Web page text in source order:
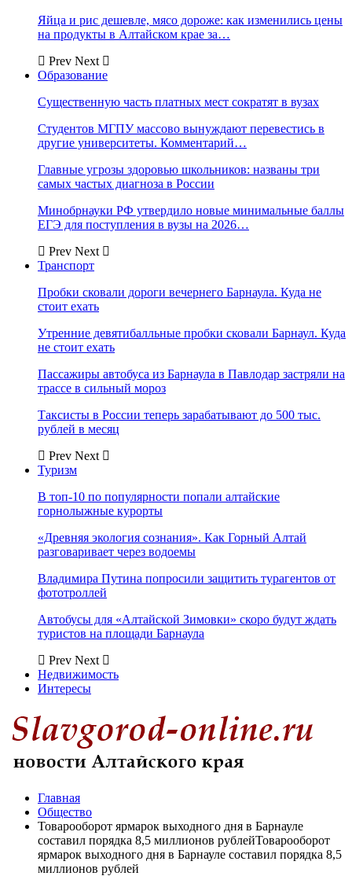
Яйца и рис дешевле, мясо дороже: как изменились цены
на продукты в Алтайском крае за…
Prev Next
Образование
Существенную часть платных мест сократят в вузах
Студентов МГПУ массово вынуждают перевестись в
другие университеты. Комментарий…
Главные угрозы здоровью школьников: названы три
самых частых диагноза в России
Минобрнауки РФ утвердило новые минимальные баллы
ЕГЭ для поступления в вузы на 2026…
Prev Next
Транспорт
Пробки сковали дороги вечернего Барнаула. Куда не
стоит ехать
Утренние девятибалльные пробки сковали Барнаул. Куда
не стоит ехать
Пассажиры автобуса из Барнаула в Павлодар застряли на
трассе в сильный мороз
Таксисты в России теперь зарабатывают до 500 тыс.
рублей в месяц
Prev Next
Туризм
В топ-10 по популярности попали алтайские
горнолыжные курорты
«Древняя экология сознания». Как Горный Алтай
разговаривает через водоемы
Владимира Путина попросили защитить турагентов от
фототроллей
Автобусы для «Алтайской Зимовки» скоро будут ждать
туристов на площади Барнаула
Prev Next
Недвижимость
Интересы
Главная
Общество
Товарооборот ярмарок выходного дня в Барнауле
составил порядка 8,5 миллионов рублейТоварооборот
ярмарок выходного дня в Барнауле составил порядка 8,5
миллионов рублей